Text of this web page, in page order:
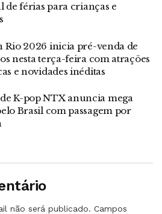
de férias para crianças e
Rio 2026 inicia pré-venda de
nesta terça-feira com atrações
e novidades inéditas
K-pop NTX anuncia mega
Brasil com passagem por
não será publicado. Campos